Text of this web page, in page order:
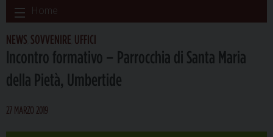
Skip
to
content
Home
NEWS SOVVENIRE UFFICI
Incontro formativo – Parrocchia di Santa Maria
della Pietà, Umbertide
27 MARZO 2019